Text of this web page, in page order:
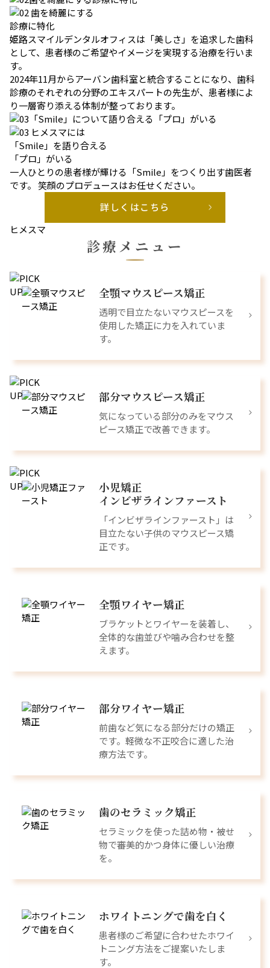
歯を綺麗にする
診療に特化
姫路スマイルデンタルオフィスは「美しさ」を追求した歯科
として、患者様のご希望やイメージを実現する治療を行いま
す。
2024年11月からアーバン歯科室と統合することになり、歯科
診療のそれぞれの分野のエキスパートの先生が、患者様によ
り一層寄り添える体制が整っております。
ヒメスマには
「Smile」を語り合える
「プロ」がいる
一人ひとりの患者様が輝ける「Smile」をつくり出す歯医者
です。 笑顔のプロデュースはお任せください。
詳しくはこちら
ヒメスマ
診療メニュー
全顎マウスピース矯正
透明で目立たないマウスピースを
使用した矯正に力を入れていま
す。
部分マウスピース矯正
気になっている部分のみをマウス
ピース矯正で改善できます。
小児矯正
インビザラインファースト
「インビザラインファースト」は
目立たない子供のマウスピース矯
正です。
全顎ワイヤー矯正
ブラケットとワイヤーを装着し、
全体的な歯並びや噛み合わせを整
えます。
部分ワイヤー矯正
前歯など気になる部分だけの矯正
です。軽微な不正咬合に適した治
療方法です。
歯のセラミック矯正
セラミックを使った詰め物・被せ
物で審美的かつ身体に優しい治療
を。
ホワイトニングで歯を白く
患者様のご希望に合わせたホワイ
トニング方法をご提案いたしま
す。